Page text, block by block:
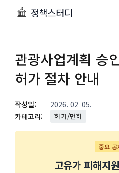
정책스터디
관광사업계획 승
허가 절차 안내
작성일:
2026. 02. 05.
카테고리:
허가/면허
중요 공
고유가 피해지